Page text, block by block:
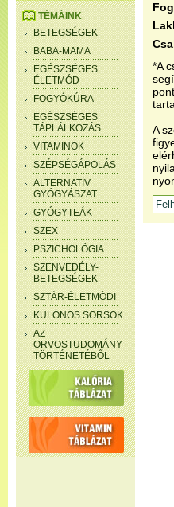
TÉMÁINK
BETEGSÉGEK
BABA-MAMA
EGÉSZSÉGES
ÉLETMÓD
FOGYÓKÚRA
EGÉSZSÉGES
TÁPLÁLKOZÁS
VITAMINOK
SZÉPSÉGÁPOLÁS
ALTERNATÍV
GYÓGYÁSZAT
GYÓGYTEÁK
SZEX
PSZICHOLÓGIA
SZENVEDÉLY-
BETEGSÉGEK
SZTÁR-ÉLETMÓDI
KÜLÖNÖS SORSOK
AZ
ORVOSTUDOMÁNY
TÖRTÉNETÉBŐL
*A
A